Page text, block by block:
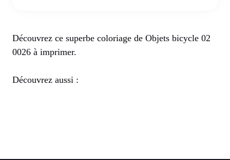
Découvrez ce superbe coloriage de Objets bicycle 02
0026 à imprimer.
Découvrez aussi :